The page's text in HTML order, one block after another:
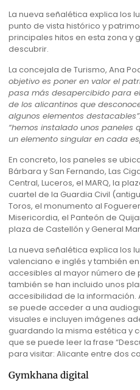
La nueva señalética explica los
punto de vista histórico y
principales hitos en esta zona y
descubrir.
La concejala de Turismo, Ana
objetivo es poner en valor el
pasa más desapercibido para
de los alicantinos que
algunos elementos destacables”.
“hemos instalado unos
un elemento singular en cada
En concreto, los paneles se
Bárbara y San Fernando, Las
Central, Luceros, el MARQ, la
cuartel de la Guardia Civil
Toros, el monumento al
Misericordia, el Panteón de
plaza de Castellón y General
La nueva señalética explica los
valenciano e inglés y también
accesibles al mayor número de
también se han incluido unos
accesibilidad de la información.
se puede acceder a una
visuales e incluyen imágenes
guardando la misma estética y
que se puede leer la frase
para visitar: Alicante entre dos
Gymkhana digital